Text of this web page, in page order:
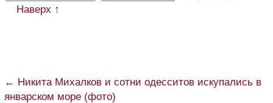
Наверх ↑
← Никита Михалков и сотни одесситов искупались в
январском море (фото)